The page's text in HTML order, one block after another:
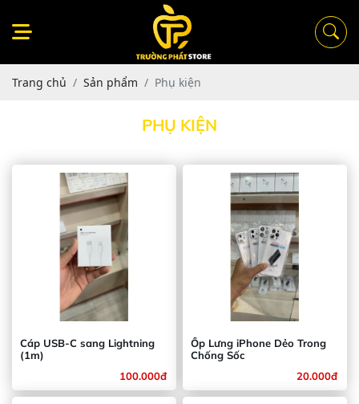
Trang chủ Sản phẩm Phụ kiện
PHỤ KIỆN
Cáp USB-C sang Lightning
(1m)
100.000đ
Ốp Lưng iPhone Dẻo Trong
Chống Sốc
20.000đ